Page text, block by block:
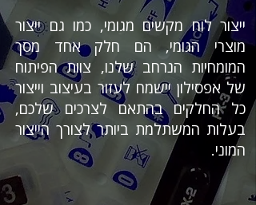
ייצור לוח מקשים מגומי, כמו גם ייצור
מוצרי הגומי, הם חלק אחד מסך
המומחיות הנרחב שלנו, צוות הפיתוח
של אפסילון יישמח לעזור בעיצוב וייצור
כל החלקים בהתאם לצרכים שלכם,
בעלות המשתלמת ביותר לצורך הייצור
המוני.